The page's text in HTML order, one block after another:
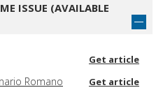
ISSUE (AVAILABLE
Get article
Romano
Get article